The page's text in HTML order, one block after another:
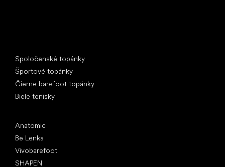
Spoločenské topánky
Športové topánky
Čierne barefoot topánky
Biele tenisky
Anatomic
Be Lenka
Vivobarefoot
SHAPEN